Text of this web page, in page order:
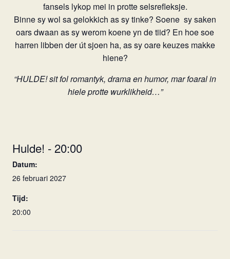
fansels lykop mei in protte selsrefleksje.
Binne sy wol sa gelokkich as sy tinke? Soene sy saken
oars dwaan as sy werom koene yn de tiid? En hoe soe
harren libben der út sjoen ha, as sy oare keuzes makke
hiene?
“HULDE! sit fol romantyk, drama en humor, mar foaral in
hiele protte wurklikheid…”
Hulde! - 20:00
Datum:
26 februari 2027
Tijd:
20:00